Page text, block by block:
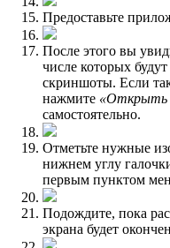
Предоставьте
После этого вы
числе которых
скриншоты. Если
нажмите «Открыть
самостоятельно.
Отметьте нужные
нижнем углу
первым пунктом
Подождите, пока
экрана будет